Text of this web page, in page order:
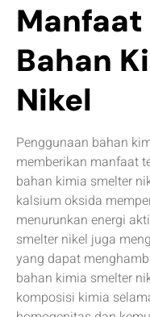
Manfaat
Bahan
Nikel
Penggunaan bahan
memberikan manfaat
bahan kimia smelter
kalsium oksida
menurunkan energi
smelter nikel juga
yang dapat
bahan kimia smelter
komposisi kimia